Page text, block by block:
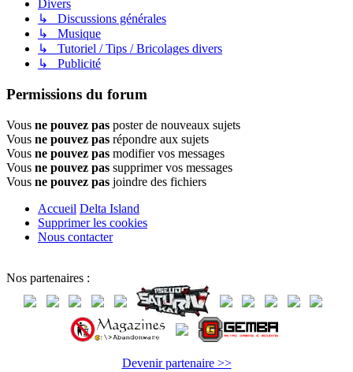
Divers
↳ Discussions générales
↳ Musique
↳ Tutoriel / Tips / Bricolages divers
↳ Publicité
Permissions du forum
Vous ne pouvez pas poster de nouveaux sujets
Vous ne pouvez pas répondre aux sujets
Vous ne pouvez pas modifier vos messages
Vous ne pouvez pas supprimer vos messages
Vous ne pouvez pas joindre des fichiers
Accueil Delta Island
Supprimer les cookies
Nous contacter
Nos partenaires :
Devenir partenaire >>